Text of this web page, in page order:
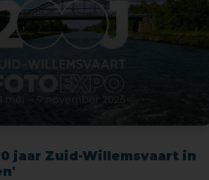
jaar Zuid-Willemsvaart in